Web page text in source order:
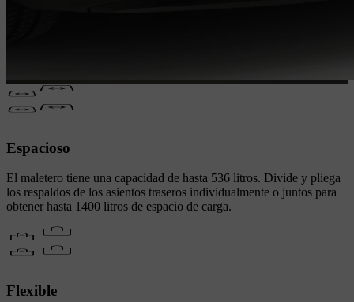
Espacioso
El maletero tiene una capacidad de hasta 536 litros. Divide y pliega
los respaldos de los asientos traseros individualmente o juntos para
obtener hasta 1400 litros de espacio de carga.
Flexible